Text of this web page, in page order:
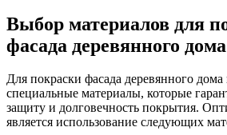
Выбор материалов для
фасада деревянного дома
Для покраски фасада деревянного
специальные материалы, которые
защиту и долговечность покрытия.
является использование следующих